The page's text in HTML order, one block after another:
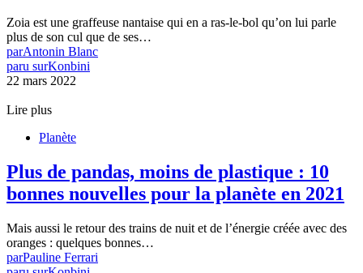
Zoia est une graffeuse nantaise qui en a ras-le-bol qu’on lui parle
plus de son cul que de ses…
parAntonin Blanc
paru surKonbini
22 mars 2022
Lire plus
Planète
Plus de pandas, moins de plastique : 10
bonnes nouvelles pour la planète en 2021
Mais aussi le retour des trains de nuit et de l’énergie créée avec des
oranges : quelques bonnes…
parPauline Ferrari